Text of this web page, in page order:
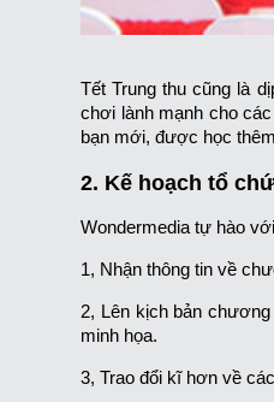
Tết Trung thu cũng là
chơi lành mạnh cho
bạn mới, được học
2. Kế hoạch tổ
Wondermedia tự hào
1, Nhận thông tin về
2, Lên kịch bản
minh họa.
3, Trao đổi kĩ hơn về